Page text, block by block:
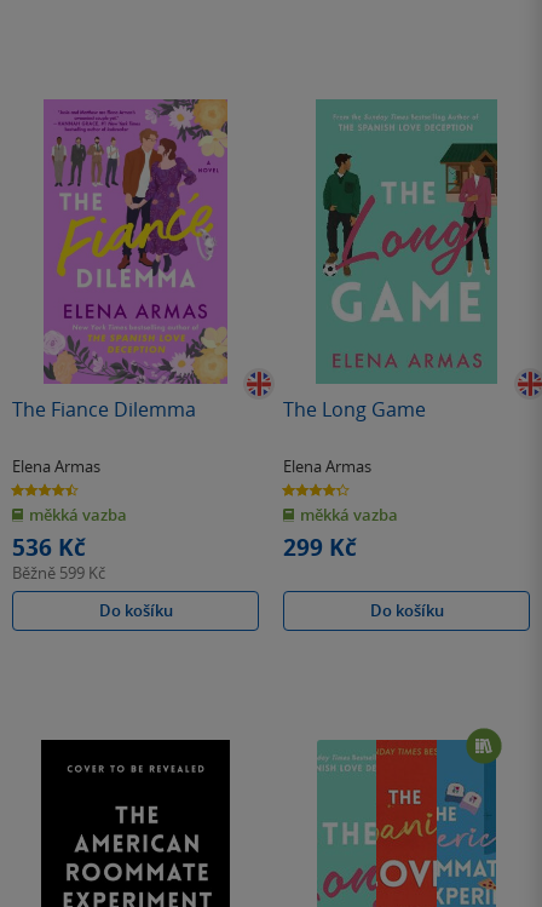
The Fiance Dilemma
Elena Armas
4.5
z
5
hvězdiček
měkká vazba
536 Kč
Běžně 599 Kč
Do košíku
The Long Game
Elena Armas
4.3
z
5
hvězdiček
měkká vazba
299 Kč
Do košíku